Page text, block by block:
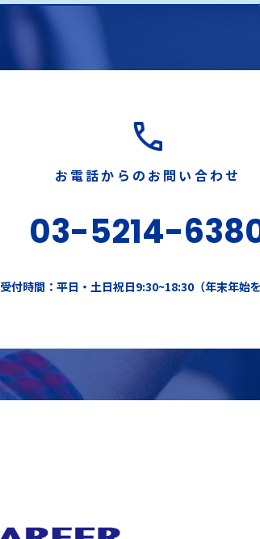
お電話からのお問い合わせ
03-5214-
受付時間：平日・土日祝日9:30~18:30（年末年始を